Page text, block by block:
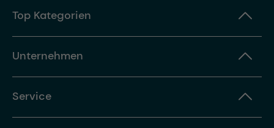
Top Kategorien
Unternehmen
Service